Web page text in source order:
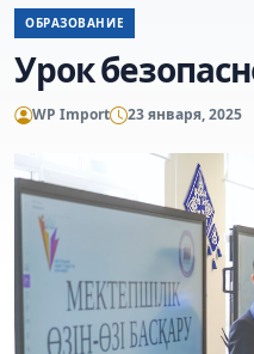
ОБРАЗОВАНИЕ
Урок
WP Import 23 января, 2025